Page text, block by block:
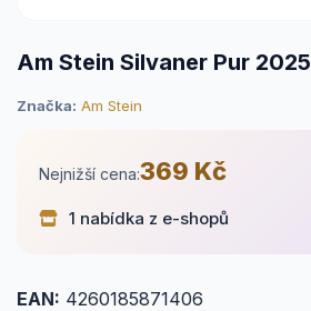
Am Stein Silvaner Pur 2025
Značka: Am Stein
Nejnižší cena:369 Kč
1 nabídka z e-shopů
EAN: 4260185871406